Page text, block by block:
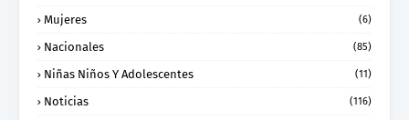
Mujeres (6)
Nacionales (85)
Niñas Niños Y Adolescentes (11)
Noticias (116)